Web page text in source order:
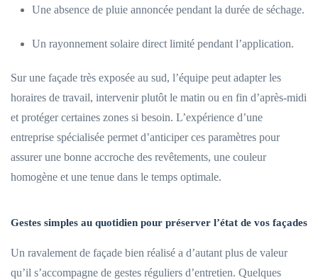
Une absence de pluie annoncée pendant la durée de séchage.
Un rayonnement solaire direct limité pendant l’application.
Sur une façade très exposée au sud, l’équipe peut adapter les
horaires de travail, intervenir plutôt le matin ou en fin d’après-midi
et protéger certaines zones si besoin. L’expérience d’une
entreprise spécialisée permet d’anticiper ces paramètres pour
assurer une bonne accroche des revêtements, une couleur
homogène et une tenue dans le temps optimale.
Gestes simples au quotidien pour préserver l’état de vos façades
Un ravalement de façade bien réalisé a d’autant plus de valeur
qu’il s’accompagne de gestes réguliers d’entretien. Quelques